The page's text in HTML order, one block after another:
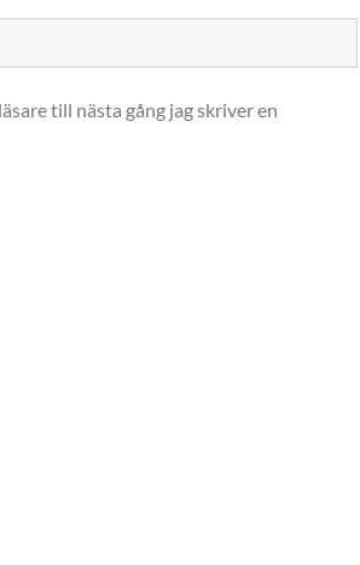
till nästa gång jag skriver en